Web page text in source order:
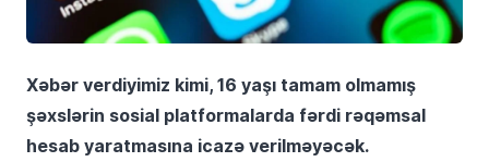
Xəbər verdiyimiz kimi, 16 yaşı tamam olmamış
şəxslərin sosial platformalarda fərdi rəqəmsal
hesab yaratmasına icazə verilməyəcək.